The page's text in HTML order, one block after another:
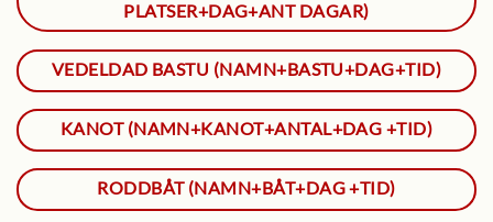
PLATSER+DAG+ANT DAGAR)
VEDELDAD BASTU (NAMN+BASTU+DAG+TID)
KANOT (NAMN+KANOT+ANTAL+DAG +TID)
RODDBÅT (NAMN+BÅT+DAG +TID)